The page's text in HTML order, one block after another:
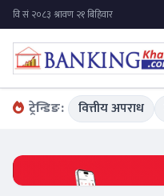
ट्रेन्डिङ: वित्तीय अपराध